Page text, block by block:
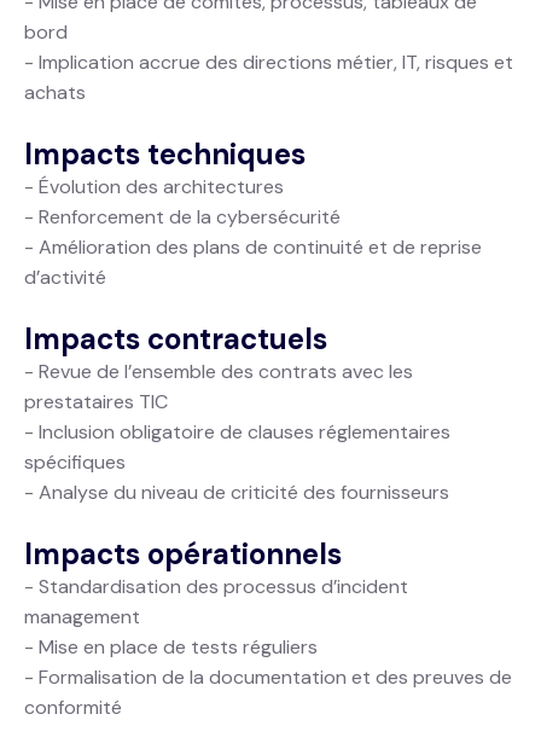
bord
- Implication accrue des directions métier, IT, risques et
achats
Impacts techniques
- Évolution des architectures
- Renforcement de la cybersécurité
- Amélioration des plans de continuité et de reprise
d’activité
Impacts contractuels
- Revue de l’ensemble des contrats avec les
prestataires TIC
- Inclusion obligatoire de clauses réglementaires
spécifiques
- Analyse du niveau de criticité des fournisseurs
Impacts opérationnels
- Standardisation des processus d’incident
management
- Mise en place de tests réguliers
- Formalisation de la documentation et des preuves de
conformité